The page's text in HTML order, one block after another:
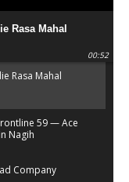
Rasa Mahal
00:52
Rasa Mahal
59 — Ace
Nagih
Company